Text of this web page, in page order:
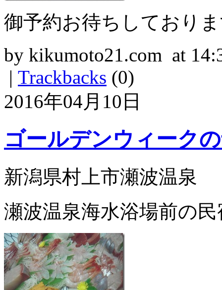
御予約お待ちしており
by kikumoto21.com at
| Trackbacks (0)
2016年04月10日
ゴールデンウィーク
新潟県村上市瀬波温泉
瀬波温泉海水浴場前の